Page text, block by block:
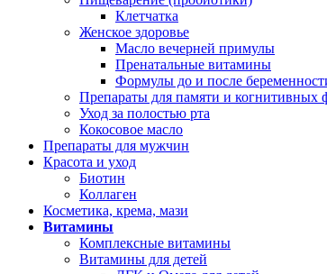
Клетчатка
Женское здоровье
Масло вечерней примулы
Пренатальные витамины
Формулы до и после
Препараты для памяти и когнитивных
Уход за полостью рта
Кокосовое масло
Препараты для мужчин
Красота и уход
Биотин
Коллаген
Косметика, крема, мази
Витамины
Комплексные витамины
Витамины для детей